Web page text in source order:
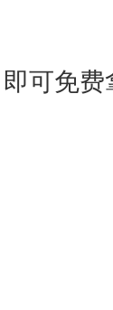
可免费